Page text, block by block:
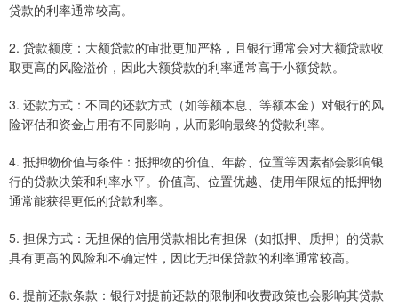
贷款的利率通常较高。
2. 贷款额度：大额贷款的审批更加严格，且银行通常会对大额贷款收
取更高的风险溢价，因此大额贷款的利率通常高于小额贷款。
3. 还款方式：不同的还款方式（如等额本息、等额本金）对银行的风
险评估和资金占用有不同影响，从而影响最终的贷款利率。
4. 抵押物价值与条件：抵押物的价值、年龄、位置等因素都会影响银
行的贷款决策和利率水平。价值高、位置优越、使用年限短的抵押物
通常能获得更低的贷款利率。
5. 担保方式：无担保的信用贷款相比有担保（如抵押、质押）的贷款
具有更高的风险和不确定性，因此无担保贷款的利率通常较高。
6. 提前还款条款：银行对提前还款的限制和收费政策也会影响其贷款